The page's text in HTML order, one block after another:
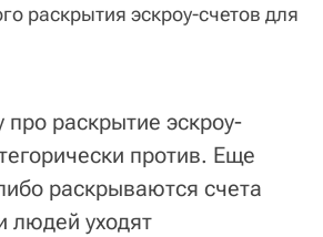
раскрытия эскроу-счетов для
про раскрытие эскроу-
против. Еще
раскрываются счета
людей уходят